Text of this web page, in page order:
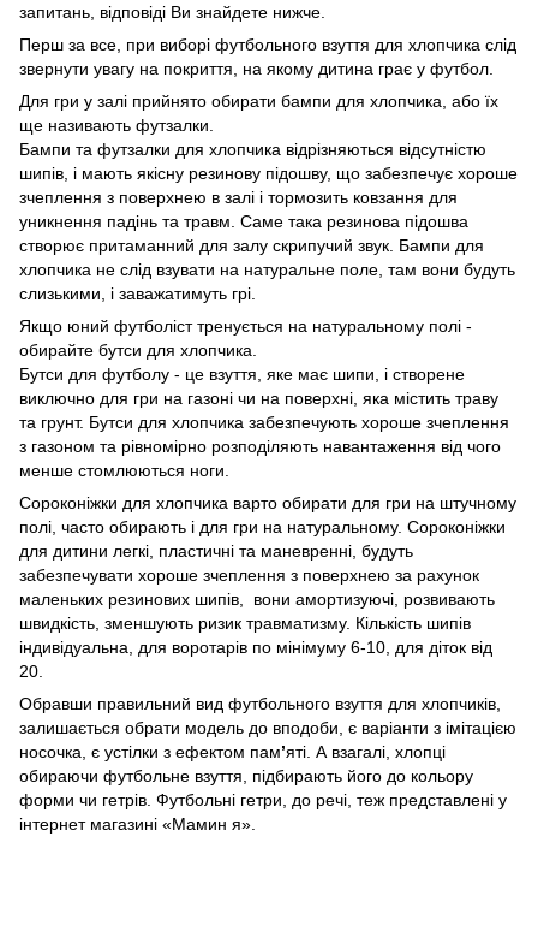
запитань, відповіді Ви знайдете нижче.
Перш за все, при виборі футбольного взуття для хлопчика слід
звернути увагу на покриття, на якому дитина грає у футбол.
Для гри у залі прийнято обирати бампи для хлопчика, або їх
ще називають футзалки.
Бампи та футзалки для хлопчика відрізняються відсутністю
шипів, і мають якісну резинову підошву, що забезпечує хороше
зчеплення з поверхнею в залі і тормозить ковзання для
уникнення падінь та травм. Саме така резинова підошва
створює притаманний для залу скрипучий звук. Бампи для
хлопчика не слід взувати на натуральне поле, там вони будуть
слизькими, і заважатимуть грі.
Якщо юний футболіст тренується на натуральному полі -
обирайте бутси для хлопчика.
Бутси для футболу - це взуття, яке має шипи, і створене
виключно для гри на газоні чи на поверхні, яка містить траву
та грунт. Бутси для хлопчика забезпечують хороше зчеплення
з газоном та рівномірно розподіляють навантаження від чого
менше стомлюються ноги.
Сороконіжки для хлопчика варто обирати для гри на штучному
полі, часто обирають і для гри на натуральному. Сороконіжки
для дитини легкі, пластичні та маневренні, будуть
забезпечувати хороше зчеплення з поверхнею за рахунок
маленьких резинових шипів, вони амортизуючі, розвивають
швидкість, зменшують ризик травматизму. Кількість шипів
індивідуальна, для воротарів по мінімуму 6-10, для діток від
20.
Обравши правильний вид футбольного взуття для хлопчиків,
залишається обрати модель до вподоби, є варіанти з імітацією
носочка, є устілки з ефектом пам’яті. А взагалі, хлопці
обираючи футбольне взуття, підбирають його до кольору
форми чи гетрів. Футбольні гетри, до речі, теж представлені у
інтернет магазині «Мамин я».